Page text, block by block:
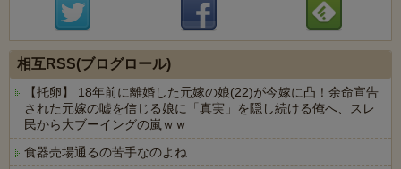
相互RSS(ブログロール)
【托卵】 18年前に離婚した元嫁の娘(22)が今嫁に凸！余命宣告
された元嫁の嘘を信じる娘に「真実」を隠し続ける俺へ、スレ
民から大ブーイングの嵐ｗｗ
食器売場通るの苦手なのよね